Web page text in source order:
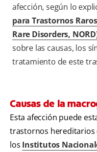
afección, según lo
para Trastornos
Rare Disorders,
sobre las causas, los
tratamiento de este
Causas de la
Esta afección puede
trastornos hereditarios
los Institutos